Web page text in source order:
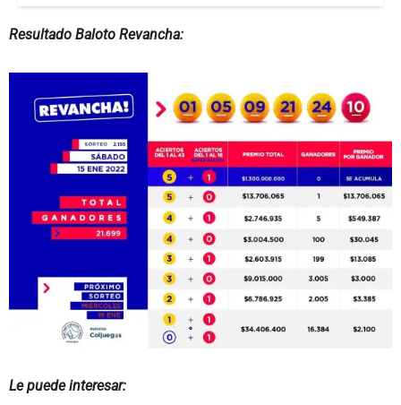
Resultado Baloto Revancha:
Le puede interesar: